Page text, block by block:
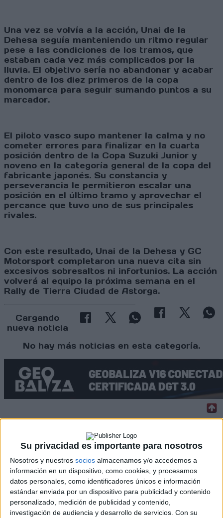
Su privacidad es importante para nosotros
Nosotros y nuestros socios almacenamos y/o accedemos a
información en un dispositivo, como cookies, y procesamos
datos personales, como identificadores únicos e información
estándar enviada por un dispositivo para publicidad y contenido
personalizado, medición de publicidad y contenido,
investigación de audiencia y desarrollo de servicios. Con su
Una vez se volvía a la acción, Unai de la
Dehesa seguía manteniendo un ritmo regular
pese a las condiciones de los tramos, que
estaban cada vez más complicados por la
lluvia. El objetivo sería no abandonar y acabar
dentro de los diez primeros de la copa
monomarca para seguir sumando puntos a su
marcador.
El piloto vasco supo mantener la calma y no
cometer errores para finalizar en la cuarta
posición dentro de la Copa Suzuki Junior y
noveno en la categoría general de la copa del
fabricante japonés. Su constancia y
perseverancia le permitieron escalar una
posición en el último tramo y aprovechar el
percance que tuvo uno de sus principales
rivales.
Con este resultado, Unai de la Dehesa y GC
Motorsport completaron una nueva cita sin
excesivos sobresaltos ni infortunios. La acción
volverá al equipo la próxima semana en el
Rally de Tierra Ciudad de Astorga.
Cargando
nueva noticia
No hay más noticias en esta categoría.
WRC
S-CER
ERC
CERA
CERT
Internacionales
Campeonatos Autonómicos